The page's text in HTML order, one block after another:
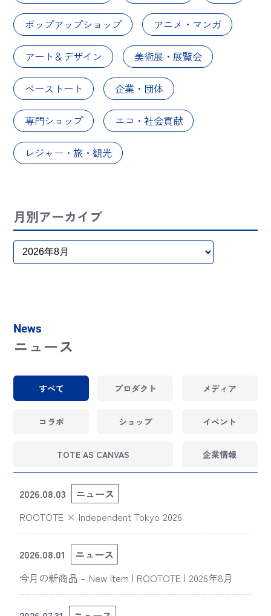
ポップアップショップ アニメ・マンガ
アート＆デザイン 美術展・展覧会
ベーストート 企業・団体
専門ショップ エコ・社会貢献
レジャー・旅・観光
月別アーカイブ
News
ニュース
すべて プロダクト メディア
コラボ ショップ イベント
TOTE AS CANVAS 企業情報
2026.08.03
ニュース
ROOTOTE × Independent Tokyo 2026
2026.08.01
ニュース
今月の新商品 – New Item | ROOTOTE | 2026年8月